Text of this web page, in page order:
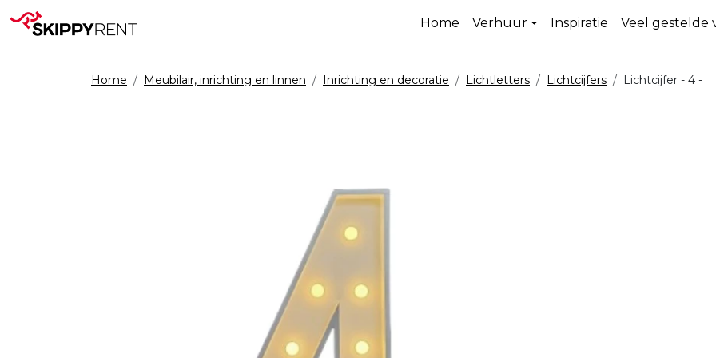
Home Verhuur Inspiratie Veel gestelde
Home Meubilair, inrichting en linnen Inrichting en decoratie Lichtletters Lichtcijfers Lichtcijfer - 4 -